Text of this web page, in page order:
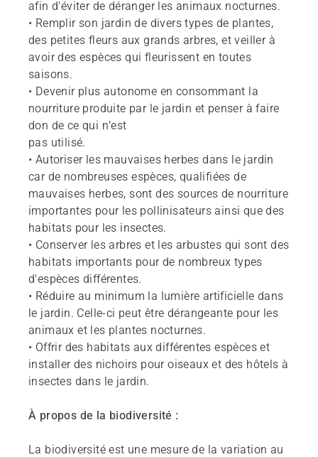
afin d'éviter de déranger les animaux nocturnes.
• Remplir son jardin de divers types de plantes,
des petites fleurs aux grands arbres, et veiller à
avoir des espèces qui fleurissent en toutes
saisons.
• Devenir plus autonome en consommant la
nourriture produite par le jardin et penser à faire
don de ce qui n’est
pas utilisé.
• Autoriser les mauvaises herbes dans le jardin
car de nombreuses espèces, qualifiées de
mauvaises herbes, sont des sources de nourriture
importantes pour les pollinisateurs ainsi que des
habitats pour les insectes.
• Conserver les arbres et les arbustes qui sont des
habitats importants pour de nombreux types
d'espèces différentes.
• Réduire au minimum la lumière artificielle dans
le jardin. Celle-ci peut être dérangeante pour les
animaux et les plantes nocturnes.
• Offrir des habitats aux différentes espèces et
installer des nichoirs pour oiseaux et des hôtels à
insectes dans le jardin.
À propos de la biodiversité :
La biodiversité est une mesure de la variation au